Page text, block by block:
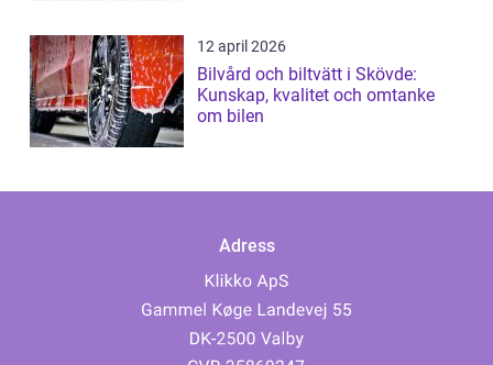
12 april 2026
Bilvård och biltvätt i Skövde:
Kunskap, kvalitet och omtanke
om bilen
Adress